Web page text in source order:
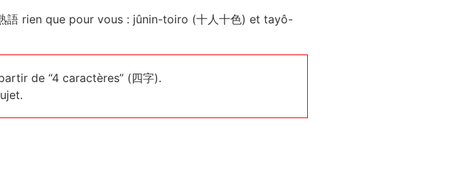
語 rien que pour vous : jûnin-toiro (十人十色) et tayô-
de “4 caractères” (四字).